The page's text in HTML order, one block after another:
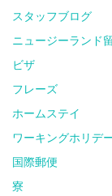
スタッフブログ
ニュージーランド
ビザ
フレーズ
ホームステイ
ワーキングホリデ
国際郵便
寮